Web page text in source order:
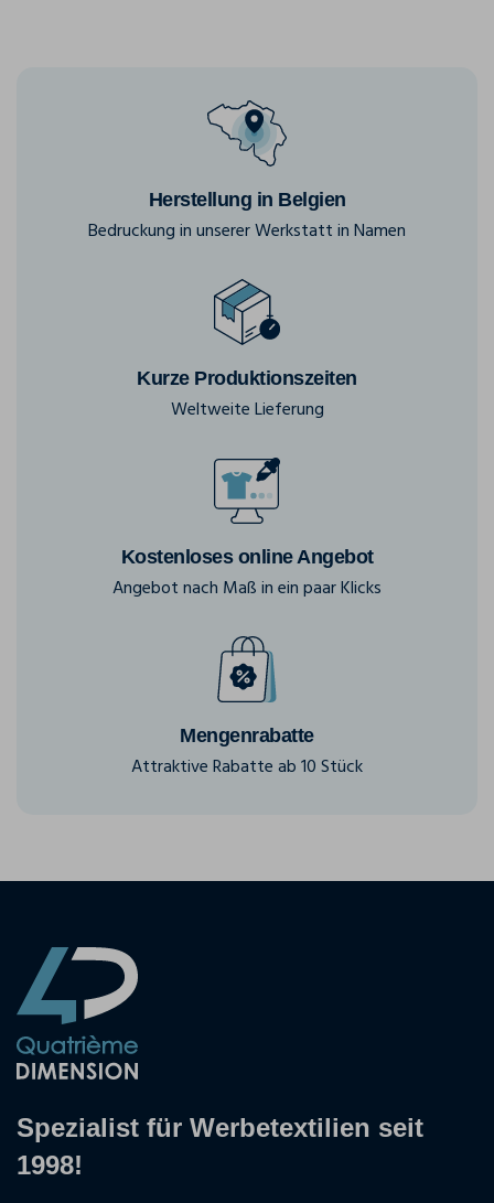
Herstellung in Belgien
Bedruckung in unserer Werkstatt in Namen
Kurze Produktionszeiten
Weltweite Lieferung
Kostenloses online Angebot
Angebot nach Maß in ein paar Klicks
Mengenrabatte
Attraktive Rabatte ab 10 Stück
Spezialist für Werbetextilien seit
1998!